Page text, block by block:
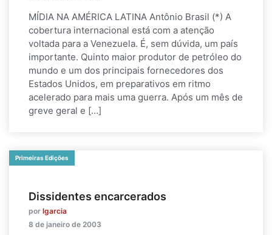
MÍDIA NA AMÉRICA LATINA Antônio Brasil (*) A
cobertura internacional está com a atenção
voltada para a Venezuela. É, sem dúvida, um país
importante. Quinto maior produtor de petróleo do
mundo e um dos principais fornecedores dos
Estados Unidos, em preparativos em ritmo
acelerado para mais uma guerra. Após um mês de
greve geral e […]
Primeiras Edições
Dissidentes encarcerados
por lgarcia
8 de janeiro de 2003